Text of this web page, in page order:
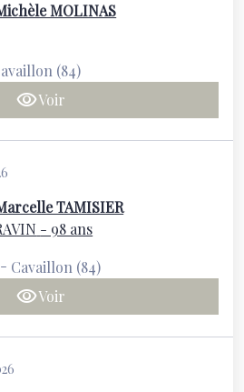
MOLINAS
(84)
Voir
TAMISIER
- 98 ans
- Cavaillon (84)
Voir